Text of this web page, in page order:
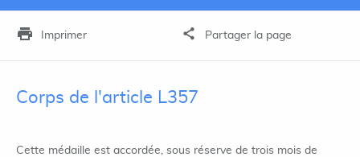
Imprimer Partager la page
Corps de l'article L357
Cette médaille est accordée, sous réserve de trois mois de